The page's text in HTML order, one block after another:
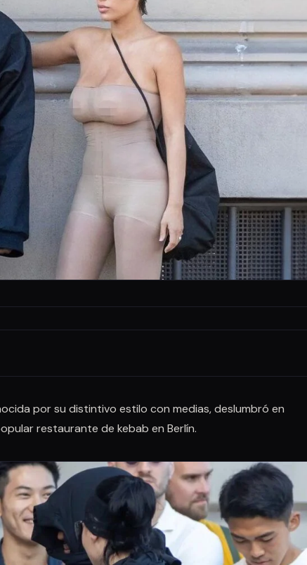
por su distintivo estilo con medias, deslumbró en
restaurante de kebab en Berlín.